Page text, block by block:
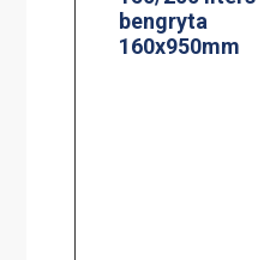
Stekbord model
StePa 425